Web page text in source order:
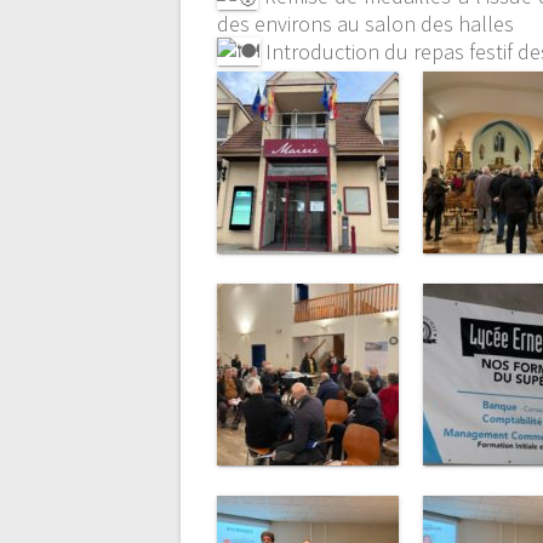
des environs au salon des halles
Introduction du repas festif